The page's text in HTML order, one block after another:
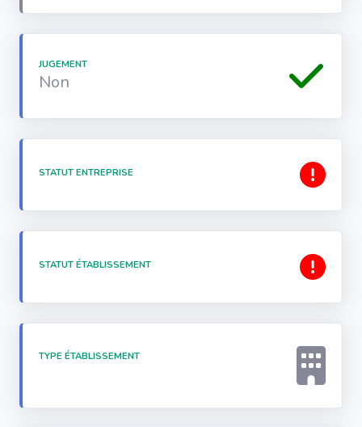
JUGEMENT
Non
STATUT ENTREPRISE
STATUT ÉTABLISSEMENT
TYPE ÉTABLISSEMENT